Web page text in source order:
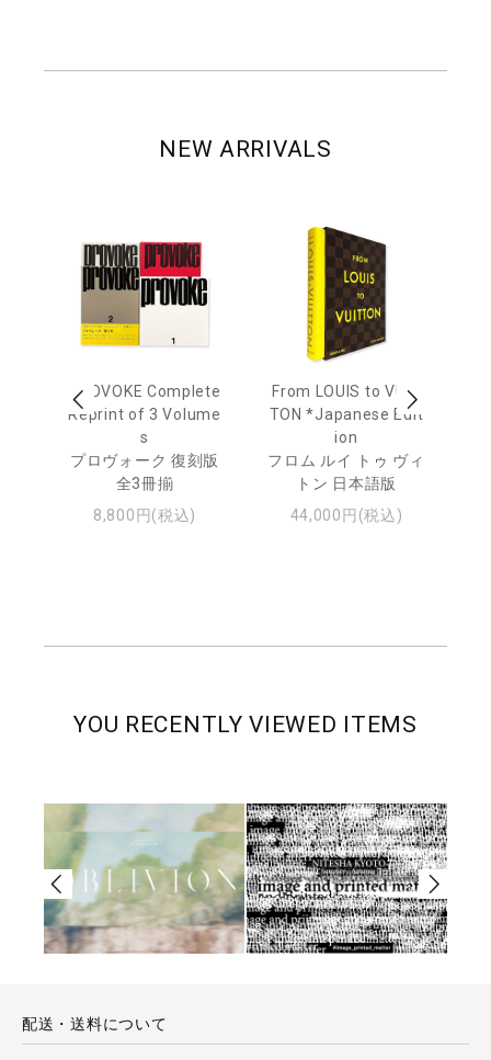
NEW ARRIVALS
PROVOKE Complete
Reprint of 3 Volume
s
プロヴォーク 復刻版
全3冊揃
8,800円(税込)
From LOUIS to VUIT
TON *Japanese Edit
ion
フロム ルイ トゥ ヴィ
トン 日本語版
44,000円(税込)
YOU RECENTLY VIEWED ITEMS
配送・送料について